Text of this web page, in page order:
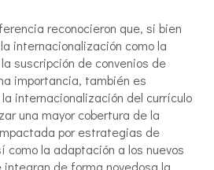
reconocieron que, si bien
internacionalización como la
suscripción de convenios de
importancia, también es
internacionalización del currículo
una mayor cobertura de la
por estrategias de
como la adaptación a los nuevos
de forma novedosa la